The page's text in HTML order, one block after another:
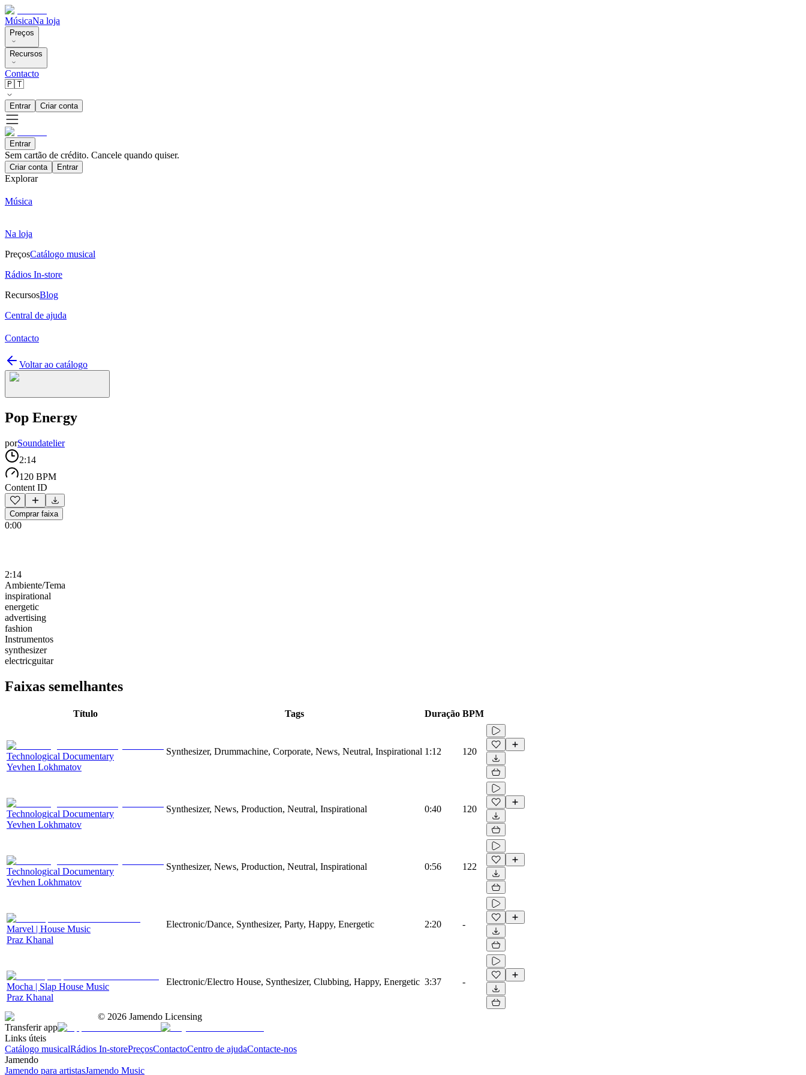
MúsicaNa loja
Preços
Recursos
Contacto
🇵🇹
Entrar Criar conta
Entrar
Sem cartão de crédito. Cancele quando quiser.
Criar conta Entrar
Explorar
Música
Na loja
PreçosCatálogo musical
Rádios In-store
RecursosBlog
Central de ajuda
Contacto
Voltar ao catálogo
Pop Energy
porSoundatelier
2:14
120 BPM
Content ID
Comprar faixa
0:00
2:14
Ambiente/Tema
inspirational
energetic
advertising
fashion
Instrumentos
synthesizer
electricguitar
Faixas semelhantes
Título Tags Duração BPM
Technological Documentary
Yevhen Lokhmatov
Synthesizer, Drummachine, Corporate, News, Neutral, Inspirational 1:12 120
Technological Documentary
Yevhen Lokhmatov
Synthesizer, News, Production, Neutral, Inspirational 0:40 120
Technological Documentary
Yevhen Lokhmatov
Synthesizer, News, Production, Neutral, Inspirational 0:56 122
Marvel | House Music
Praz Khanal
Electronic/Dance, Synthesizer, Party, Happy, Energetic 2:20 -
Mocha | Slap House Music
Praz Khanal
Electronic/Electro House, Synthesizer, Clubbing, Happy, Energetic 3:37 -
© 2026 Jamendo Licensing
Transferir app
Links úteis
Catálogo musicalRádios In-storePreçosContactoCentro de ajudaContacte-nos
Jamendo
Jamendo para artistasJamendo Music